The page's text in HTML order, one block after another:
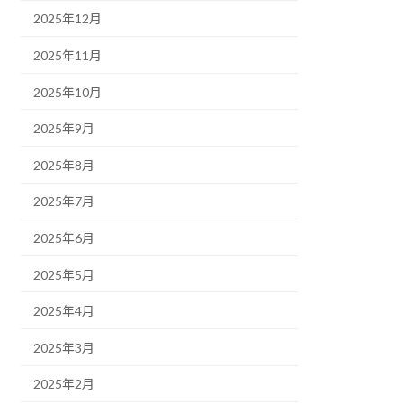
2025年12月
2025年11月
2025年10月
2025年9月
2025年8月
2025年7月
2025年6月
2025年5月
2025年4月
2025年3月
2025年2月